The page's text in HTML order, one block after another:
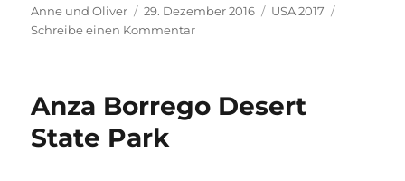
Autor
Anne und Oliver
Veröffentlicht
am
29. Dezember 2016 Kategorien
USA 2017
Schreibe einen Kommentarzu
Anza Borrego Desert
State Park